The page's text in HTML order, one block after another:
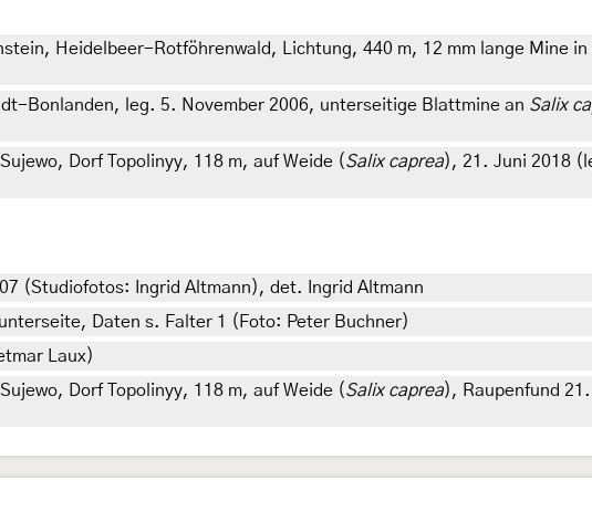
Heidelbeer-Rotföhrenwald, Lichtung, 440 m, 12 mm lange Mine in
Bonlanden, leg. 5. November 2006, unterseitige Blattmine an Salix
Dorf Topolinyy, 118 m, auf Weide (Salix caprea), 21. Juni 2018
(Studiofotos: Ingrid Altmann), det. Ingrid Altmann
Daten s. Falter 1 (Foto: Peter Buchner)
Laux)
Dorf Topolinyy, 118 m, auf Weide (Salix caprea), Raupenfund